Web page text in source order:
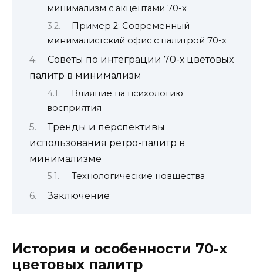
минимализм с акцентами 70-х
Пример 2: Современный
минималистский офис с палитрой 70-х
Советы по интеграции 70-х цветовых
палитр в минимализм
Влияние на психологию
восприятия
Тренды и перспективы
использования ретро-палитр в
минимализме
Технологические новшества
Заключение
История и особенности 70-х
цветовых палитр